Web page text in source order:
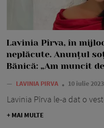
Lavinia Pîrva, în
neplăcute. Anunțul
Bănică: „Am muncit
— LAVINIA PIRVA 10 iulie 2023
Lavinia Pîrva le-a dat o
+ MAI MULTE